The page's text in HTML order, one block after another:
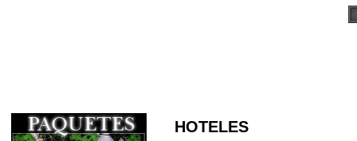
HOTELES